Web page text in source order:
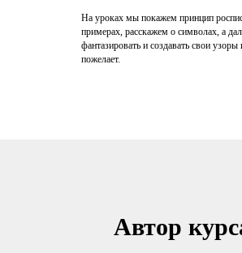
На уроках мы покажем принцип
примерах, расскажем о символах, а
фантазировать и создавать свои
пожелает.
Автор